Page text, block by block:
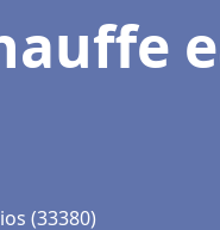
(33380)